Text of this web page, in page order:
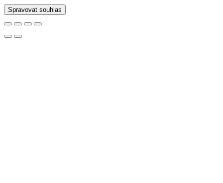
Spravovat souhlas